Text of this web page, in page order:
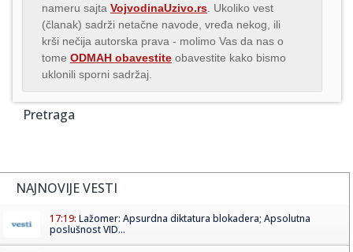
nameru sajta VojvodinaUzivo.rs . Ukoliko vest
(članak) sadrži netačne navode, vređa nekog, ili
krši nečija autorska prava - molimo Vas da nas o
tome ODMAH obavestite obavestite kako bismo
uklonili sporni sadržaj.
Pretraga
NAJNOVIJE VESTI
17:19: Lažomer: Apsurdna diktatura blokadera; Apsolutna
poslušnost VID...